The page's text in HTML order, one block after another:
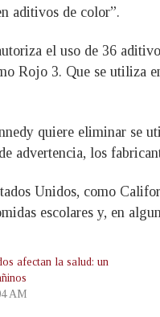
aditivos de color”.
el uso de 36
Rojo 3. Que se utiliza
quiere eliminar se
advertencia, los
Unidos, como
escolares y, en
afectan la salud: un
AM